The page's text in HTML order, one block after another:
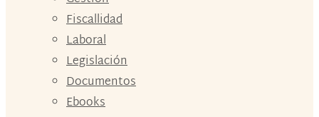
Fiscallidad
Laboral
Legislación
Documentos
Ebooks